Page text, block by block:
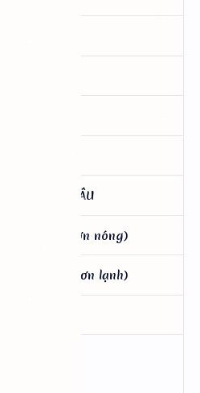
TRỊ ĐAU LÂU
(lạnh nhiều hơn nóng)
(nóng nhiều hơn lạnh)